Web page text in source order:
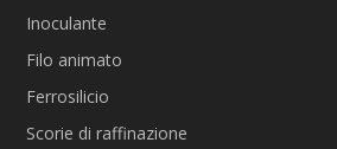
Inoculante
Filo animato
Ferrosilicio
Scorie di raffinazione